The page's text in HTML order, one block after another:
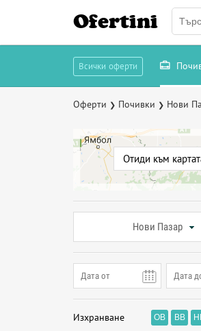
Ofertini
Всички оферти
Оферти ❯ Почивки ❯ Нови
Отиди към
Нови Пазар
Изхранване OB BB